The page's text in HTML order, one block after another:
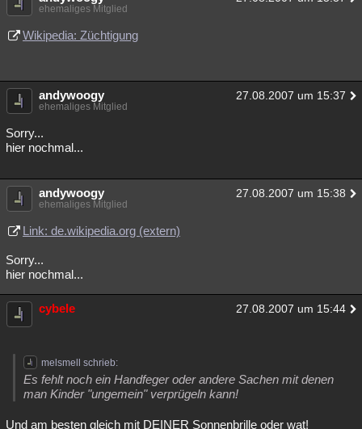
ehemaliges Mitglied
Wikipedia: Züchtigung
andywoogy 27.08.2007 um 15:37
ehemaliges Mitglied
Sorry...
hier nochmal...
andywoogy 27.08.2007 um 15:38
ehemaliges Mitglied
Link: de.wikipedia.org (extern)
Sorry...
hier nochmal...
cybele 27.08.2007 um 15:44
melsmell schrieb:
Es fehlt noch ein Handfeger oder andere Sachen mit denen
man Kinder "ungemein" verprügeln kann!
Und am besten gleich mit DEINER Sonnenbrille oder wat!